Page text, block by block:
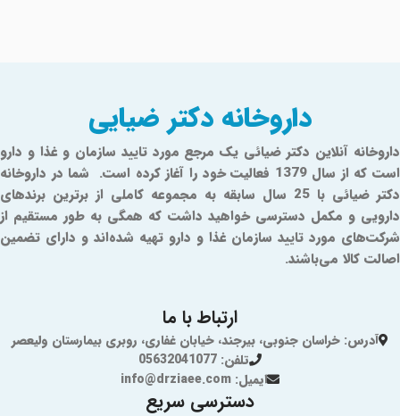
داروخانه دکتر ضیایی
داروخانه آنلاین دکتر ضیائی یک مرجع مورد تایید سازمان و غذا و دارو
است که از سال 1379 فعالیت خود را آغاز کرده است. شما در داروخانه
دکتر ضیائی با 25 سال سابقه به مجموعه کاملی از برترین برندهای
دارویی و مکمل دسترسی خواهید داشت که همگی به طور مستقیم از
شرکت‌های مورد تایید سازمان غذا و دارو تهیه شده‌اند و دارای تضمین
اصالت کالا می‌باشند.
ارتباط با ما
آدرس: خراسان جنوبی، بیرجند، خیابان غفاری، روبری بیمارستان ولیعصر
تلفن: 05632041077
ایمیل: info@drziaee.com
دسترسی سریع